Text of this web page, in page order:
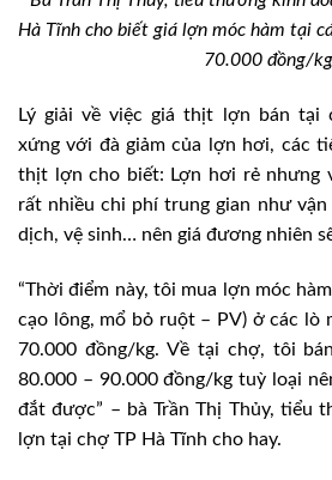
Hà Tĩnh cho biết giá lợn móc hàm tại
70.000 đồng/kg
Lý giải về việc giá thịt lợn bán tại
xứng với đà giảm của lợn hơi, các
thịt lợn cho biết: Lợn hơi rẻ nhưng
rất nhiều chi phí trung gian như vận
dịch, vệ sinh… nên giá đương nhiên
“Thời điểm này, tôi mua lợn móc
cạo lông, mổ bỏ ruột – PV) ở các lò
70.000 đồng/kg. Về tại chợ, tôi
80.000 – 90.000 đồng/kg tuỳ loại
đắt được” – bà Trần Thị Thủy, tiểu
lợn tại chợ TP Hà Tĩnh cho hay.